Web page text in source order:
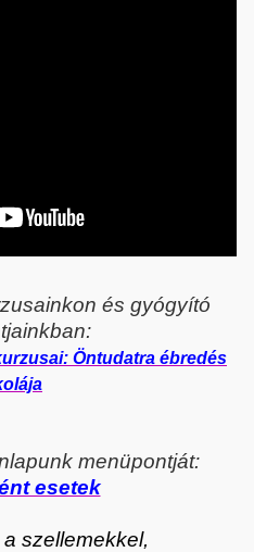
és gyógyító
Öntudatra ébredés
menüpontját:
esetek
szellemekkel,